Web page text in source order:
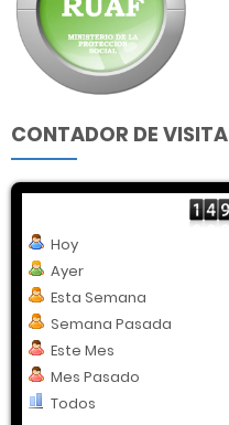
CONTADOR DE
Hoy
Ayer
Esta Semana
Semana Pasada
Este Mes
Mes Pasado
Todos